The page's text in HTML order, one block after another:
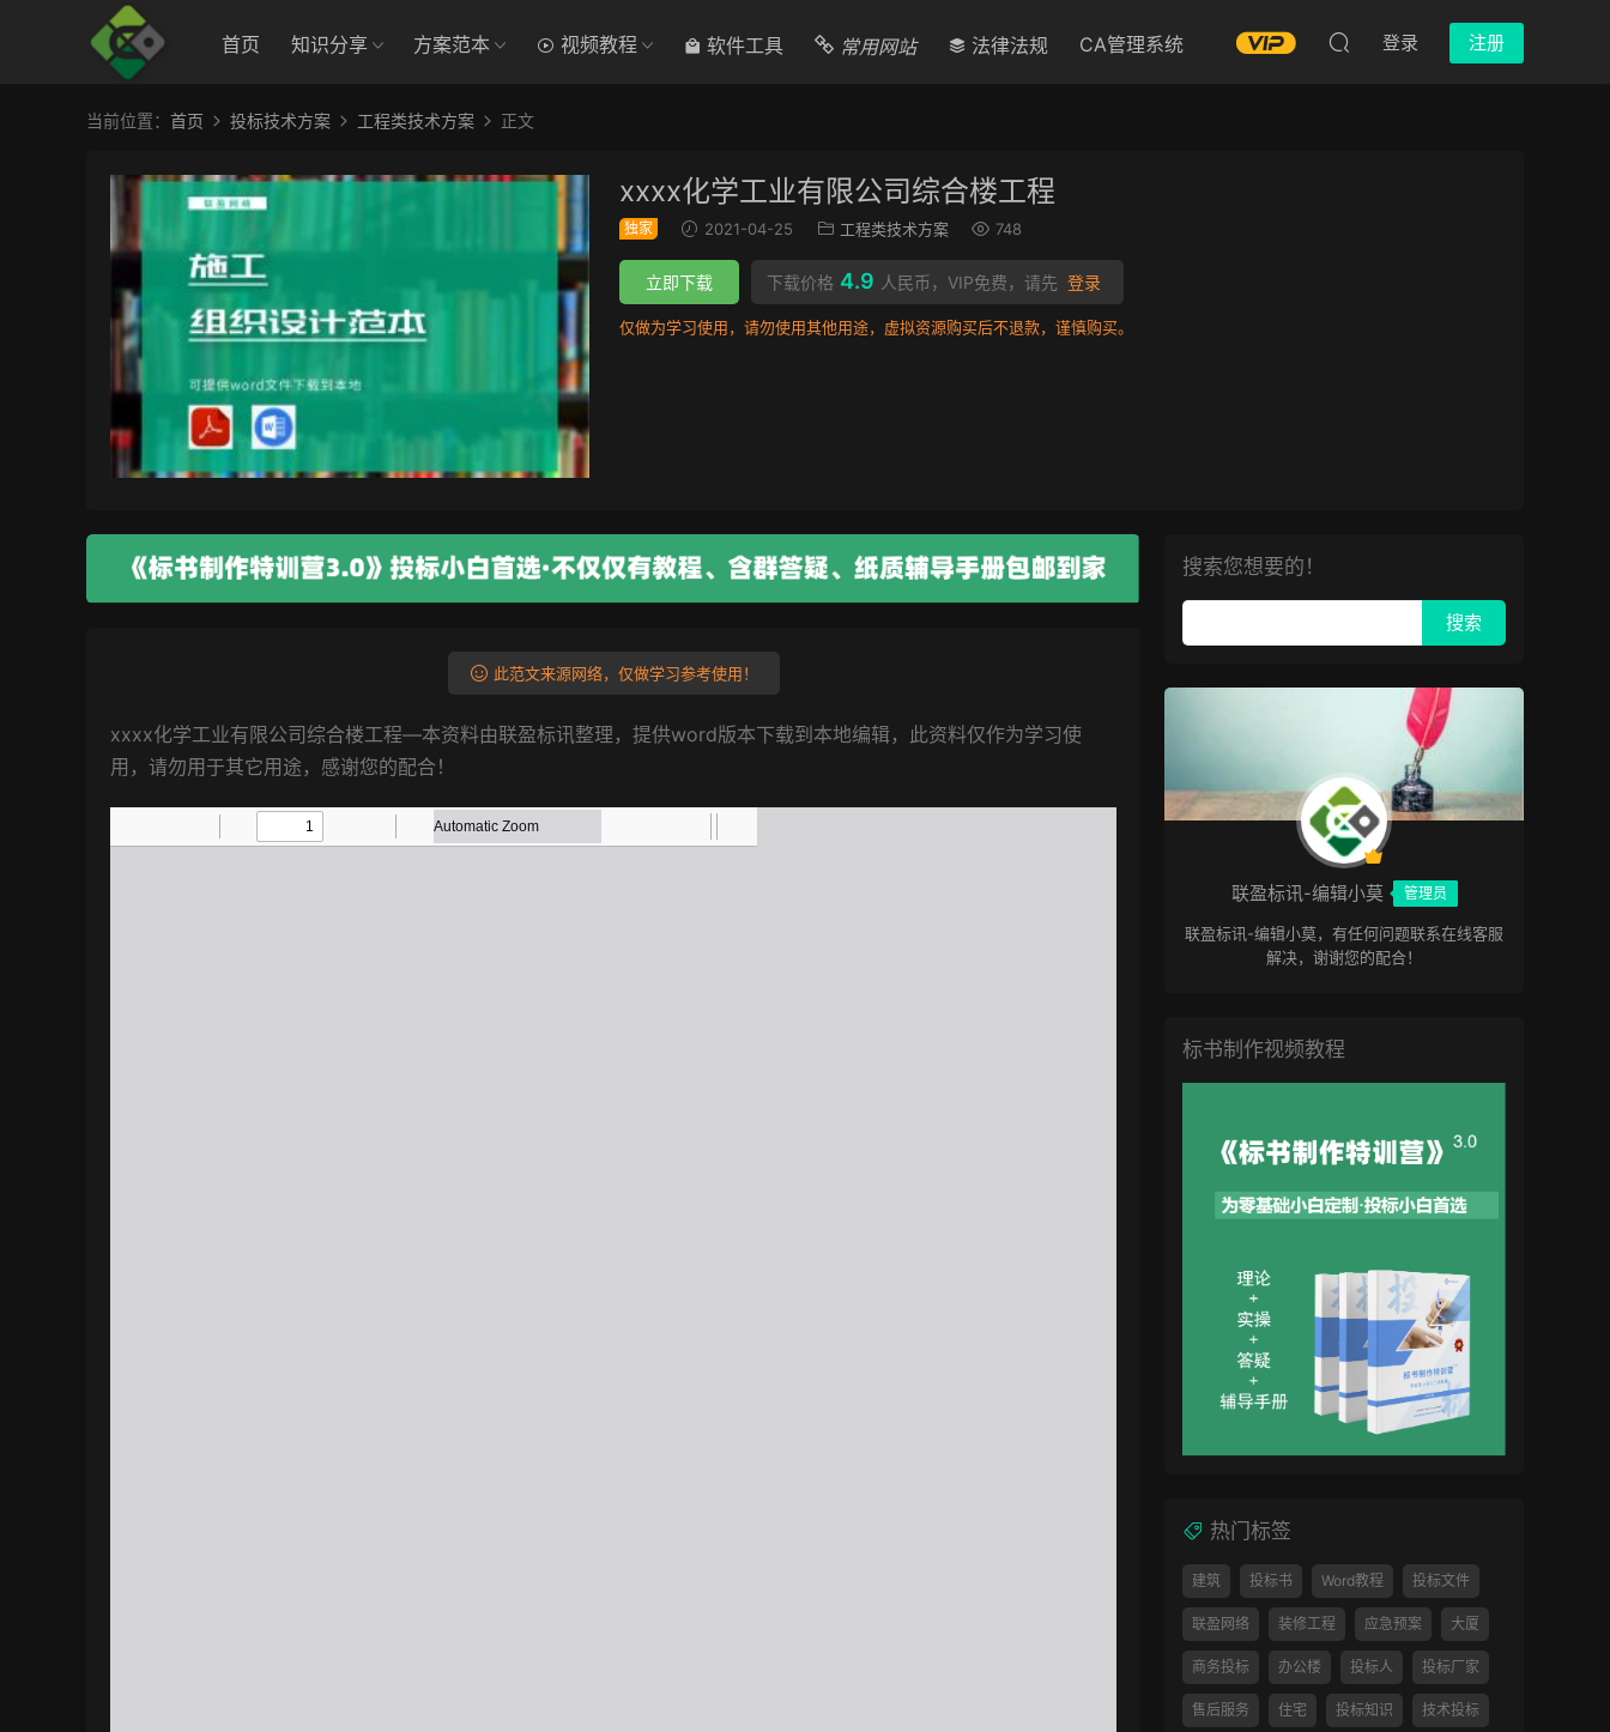
首页 知识分享 方案范本 视频教程 软件工具 常用网站 法律法规 CA管理系统 登录 注册
当前位置： 首页 投标技术方案 工程类技术方案 正文
xxxx化学工业有限公司综合楼工程
独家 2021-04-25 工程类技术方案 748
下载价格 4.9 人民币，VIP免费，请先 登录
立即下载
仅做为学习使用，请勿使用其他用途，虚拟资源购买后不退款，谨慎购买。
此范文来源网络，仅做学习参考使用！
xxxx化学工业有限公司综合楼工程—本资料由联盈标讯整理，提供word版本下载到本地编辑，此资料仅作为学习使
用，请勿用于其它用途，感谢您的配合！
搜索您想要的！
联盈标讯-编辑小莫 管理员
联盈标讯-编辑小莫，有任何问题联系在线客服
解决，谢谢您的配合！
标书制作视频教程
热门标签
建筑 投标书 Word教程 投标文件
联盈网络 装修工程 应急预案 大厦
商务投标 办公楼 投标人 投标厂家
售后服务 住宅 投标知识 技术投标